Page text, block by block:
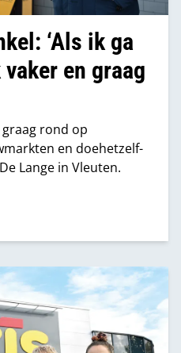
‘Als ik ga
en graag
rond op
en doehetzelf-
Lange in Vleuten.